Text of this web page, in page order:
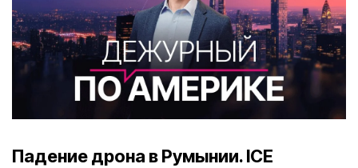
Падение дрона в Румынии. ICE